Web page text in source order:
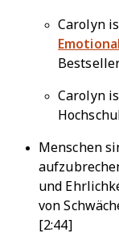
Carolyn
Carolyn
Menschen
und
von
[2:44]